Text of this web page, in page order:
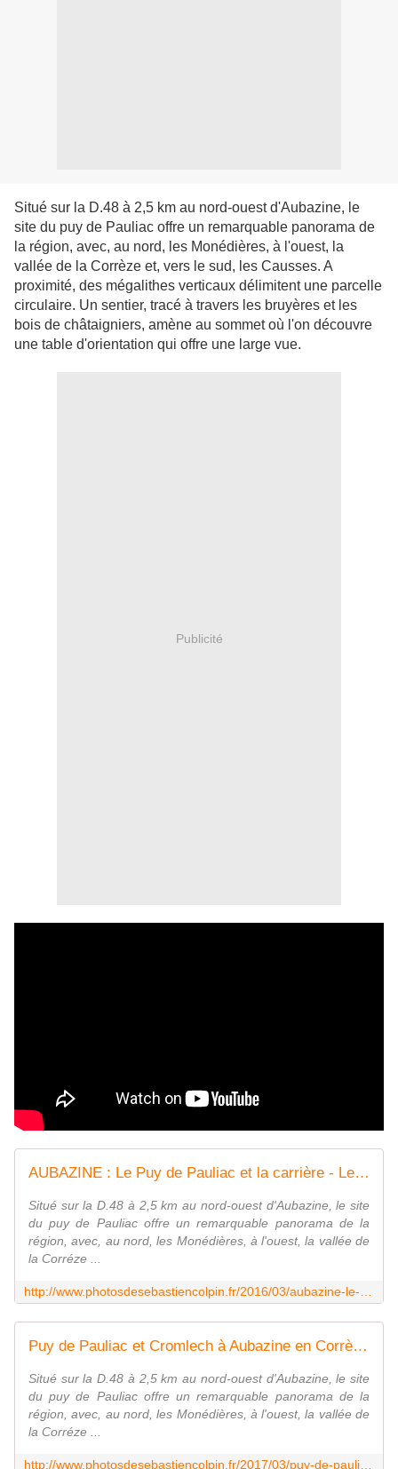
Situé sur la D.48 à 2,5 km au nord-ouest d'Aubazine, le
site du puy de Pauliac offre un remarquable panorama de
la région, avec, au nord, les Monédières, à l'ouest, la
vallée de la Corrèze et, vers le sud, les Causses. A
proximité, des mégalithes verticaux délimitent une parcelle
circulaire. Un sentier, tracé à travers les bruyères et les
bois de châtaigniers, amène au sommet où l'on découvre
une table d'orientation qui offre une large vue.
Publicité
AUBAZINE : Le Puy de Pauliac et la carrière - Les Photos de Sébastien Colpin
Situé sur la D.48 à 2,5 km au nord-ouest d'Aubazine, le site
du puy de Pauliac offre un remarquable panorama de la
région, avec, au nord, les Monédières, à l'ouest, la vallée de
la Corréze ...
Puy de Pauliac et Cromlech à Aubazine en Corrèze - Les Photos de Sébastien Colpin
Situé sur la D.48 à 2,5 km au nord-ouest d'Aubazine, le site
du puy de Pauliac offre un remarquable panorama de la
région, avec, au nord, les Monédières, à l'ouest, la vallée de
la Corréze ...